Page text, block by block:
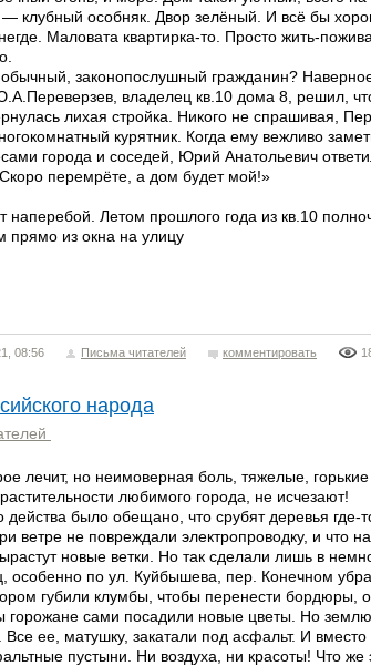
клубный особняк. Двор зелёный. И всё бы
Маловата квартирка-то. Просто жить-
обычный, законопослушный гражданин?
владелец кв.10 дома 8, решил,
лихая стройка. Никого не спрашивая,
курятник. Когда ему вежливо
города и соседей, Юрий Анатольевич
перемрёте, а дом будет мой!»
наперебой. Летом прошлого года из кв.10
прямо из окна на улицу
08:56 Письма читателей комментировать
народа
лечит, но неимоверная боль, тяжелые,
любимого города, не исчезают!
действа было обещано, что срубят деревья где-
ветре не повреждали электропроводку, и что
новые ветки. Но так сделали лишь в
особенно по ул. Куйбышева, пер. Конечном
губили клумбы, чтобы перенести бордюры,
горожане сами посадили новые цветы. Но
Все ее, матушку, закатали под асфальт. И
пустыни. Ни воздуха, ни красоты! Что же